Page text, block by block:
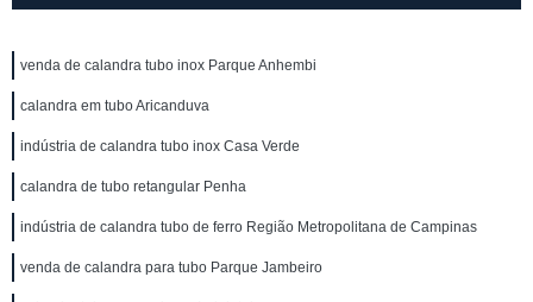
venda de calandra tubo inox Parque Anhembi
calandra em tubo Aricanduva
indústria de calandra tubo inox Casa Verde
calandra de tubo retangular Penha
indústria de calandra tubo de ferro Região Metropolitana de Campinas
venda de calandra para tubo Parque Jambeiro